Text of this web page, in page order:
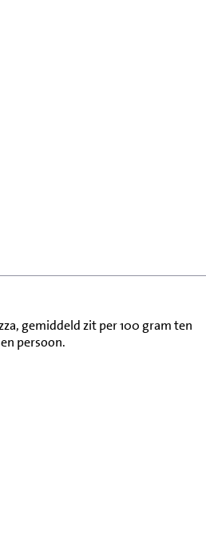
gemiddeld zit per 100 gram ten
persoon.